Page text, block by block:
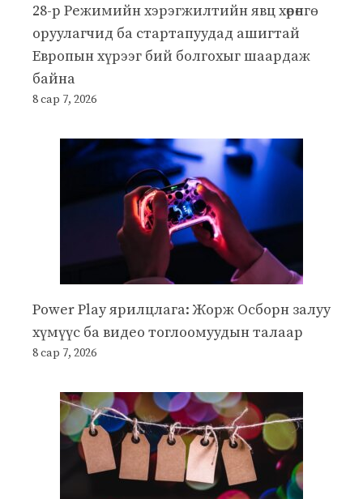
28-р Режимийн хэрэгжилтийн явц хөрөнгө
оруулагчид ба стартапуудад ашигтай
Европын хүрээг бий болгохыг шаардаж
байна
8 сар 7, 2026
Power Play ярилцлага: Жорж Осборн залуу
хүмүүс ба видео тоглоомуудын талаар
8 сар 7, 2026